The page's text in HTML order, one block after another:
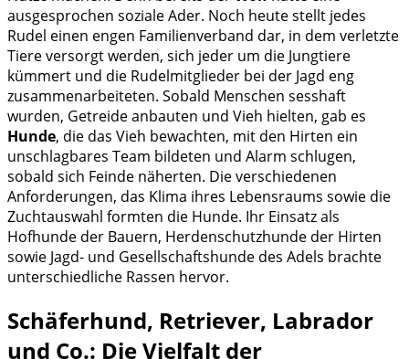
ausgesprochen soziale Ader. Noch heute stellt jedes
Rudel einen engen Familienverband dar, in dem verletzte
Tiere versorgt werden, sich jeder um die Jungtiere
kümmert und die Rudelmitglieder bei der Jagd eng
zusammenarbeiteten. Sobald Menschen sesshaft
wurden, Getreide anbauten und Vieh hielten, gab es
Hunde, die das Vieh bewachten, mit den Hirten ein
unschlagbares Team bildeten und Alarm schlugen,
sobald sich Feinde näherten. Die verschiedenen
Anforderungen, das Klima ihres Lebensraums sowie die
Zuchtauswahl formten die Hunde. Ihr Einsatz als
Hofhunde der Bauern, Herdenschutzhunde der Hirten
sowie Jagd- und Gesellschaftshunde des Adels brachte
unterschiedliche Rassen hervor.
Schäferhund, Retriever, Labrador
und Co.: Die Vielfalt der